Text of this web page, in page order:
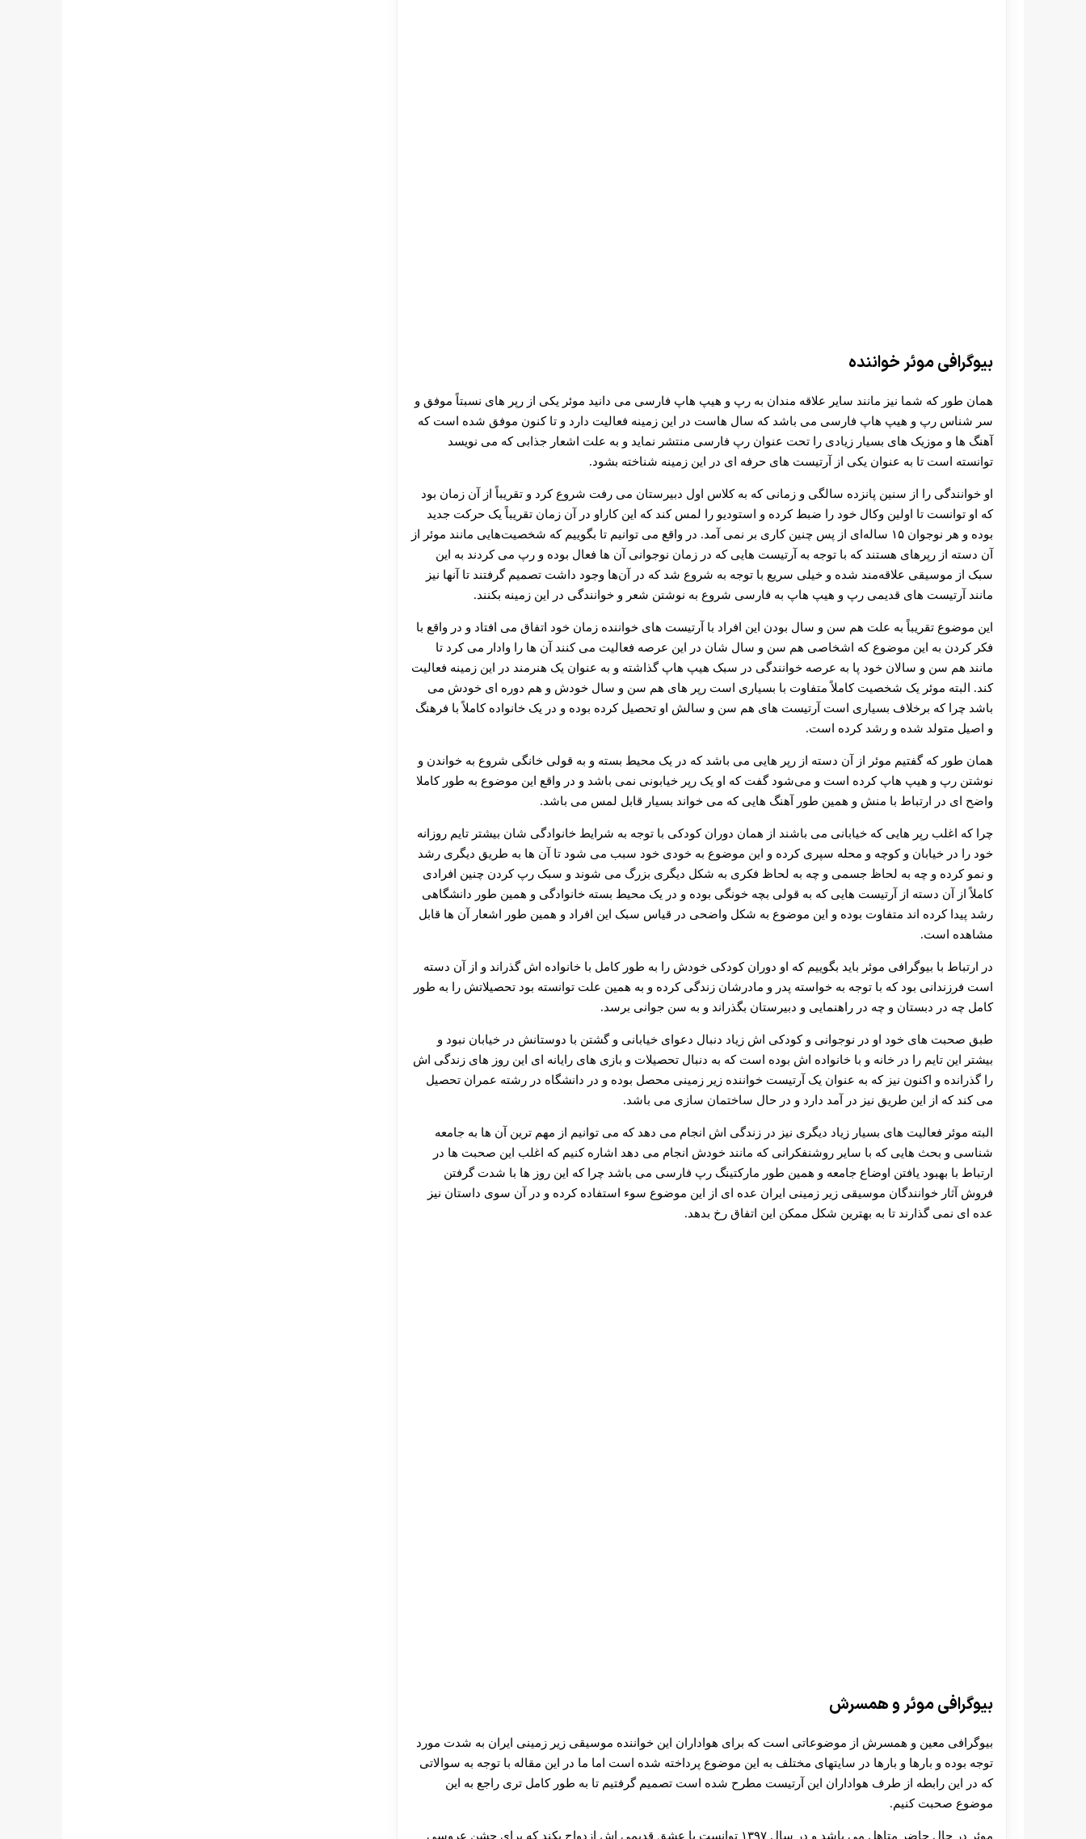
30 تا 50 درصد شارژ هدیه بیشتر فقط با ثبت نام در هات بت
بیوگرافی موئر خواننده
همان‌ طور که شما نیز مانند سایر علاقه مندان به رپ و هیپ هاپ فارسی می دانید موئر یکی از رپر های نسبتاً موفق و
سر شناس رپ و هیپ هاپ فارسی می باشد که سال هاست در این زمینه فعالیت دارد و تا کنون موفق شده است که
آهنگ ها و موزیک های بسیار زیادی را تحت عنوان رپ فارسی منتشر نماید و به علت اشعار جذابی که می نویسد
توانسته است تا به عنوان یکی از آرتیست های حرفه ای در این زمینه شناخته بشود.
او خوانندگی را از سنین پانزده سالگی و زمانی که به کلاس اول دبیرستان می رفت شروع کرد و تقریباً از آن زمان بود
که او توانست تا اولین وکال خود را ضبط کرده و استودیو را لمس کند که این کاراو در آن زمان تقریباً یک حرکت جدید
بوده و هر نوجوان ۱۵ ساله‌ای از پس چنین کاری بر نمی آمد. در واقع می توانیم تا بگوییم که شخصیت‌هایی مانند موئر از
آن دسته از رپرهای هستند که با توجه به آرتیست هایی که در زمان نوجوانی آن ها فعال بوده و رپ می کردند به این
سبک از موسیقی علاقه‌مند شده و خیلی سریع با توجه به شروع شد که در آن‌ها وجود داشت تصمیم گرفتند تا آنها نیز
مانند آرتیست های قدیمی رپ و هیپ هاپ به فارسی شروع به نوشتن شعر و خوانندگی در این زمینه بکنند.
این موضوع تقریباً به علت هم سن و سال بودن این افراد با آرتیست های خواننده زمان خود اتفاق می افتاد و در واقع با
فکر کردن به این موضوع که اشخاصی هم سن و سال شان در این عرصه فعالیت می کنند آن ها را وادار می کرد تا
مانند هم سن و سالان خود پا به عرصه خوانندگی در سبک هیپ هاپ گذاشته و به عنوان یک هنرمند در این زمینه فعالیت
کند. البته موئر یک شخصیت کاملاً متفاوت با بسیاری است رپر های هم سن و سال خودش و هم دوره ای خودش می
باشد چرا که برخلاف بسیاری است آرتیست های هم سن و سالش او تحصیل کرده بوده و در یک خانواده کاملاً با فرهنگ
و اصیل متولد شده و رشد کرده است.
همان طور که گفتیم موئر از آن دسته از رپر هایی می باشد که در یک محیط بسته و به قولی خانگی شروع به خواندن و
نوشتن رپ و هیپ هاپ کرده است و می‌شود گفت که او یک رپر خیابونی نمی باشد و در واقع این موضوع به طور کاملا
واضح ای در ارتباط با منش و همین طور آهنگ هایی که می خواند بسیار قابل لمس می باشد.
چرا که اغلب رپر هایی که خیابانی می باشند از همان دوران کودکی با توجه به شرایط خانوادگی شان بیشتر تایم روزانه
خود را در خیابان و کوچه و محله سپری کرده و این موضوع به خودی خود سبب می شود تا آن ها به طریق دیگری رشد
و نمو کرده و چه به لحاظ جسمی و چه به لحاظ فکری به شکل دیگری بزرگ می شوند و سبک رپ کردن چنین افرادی
کاملاً از آن دسته از آرتیست هایی که به قولی بچه خونگی بوده و در یک محیط بسته خانوادگی و همین‌ طور دانشگاهی
رشد پیدا کرده اند متفاوت بوده و این موضوع به شکل واضحی در قیاس سبک این افراد و همین طور اشعار آن ها قابل
مشاهده است.
در ارتباط با بیوگرافی موئر باید بگوییم که او دوران کودکی خودش را به طور کامل با خانواده اش گذراند و از آن دسته
است فرزندانی بود که با توجه به خواسته پدر و مادرشان زندگی کرده و به همین علت توانسته بود تحصیلاتش را به طور
کامل چه در دبستان و چه در راهنمایی و دبیرستان بگذراند و به سن جوانی برسد.
طبق صحبت های خود او در نوجوانی و کودکی اش زیاد دنبال دعوای خیابانی و گشتن با دوستانش در خیابان نبود و
بیشتر این تایم را در خانه و با خانواده اش بوده است که به دنبال تحصیلات و بازی های رایانه ای این روز های زندگی اش
را گذرانده و اکنون نیز که به عنوان یک آرتیست خواننده زیر زمینی محصل بوده و در دانشگاه در رشته عمران تحصیل
می کند که از این طریق نیز در آمد دارد و در حال ساختمان سازی می باشد.
البته موئر فعالیت های بسیار زیاد دیگری نیز در زندگی اش انجام می دهد که می توانیم از مهم ترین آن ها به جامعه
شناسی و بحث هایی که با سایر روشنفکرانی که مانند خودش انجام می دهد اشاره کنیم که اغلب این صحبت ها در
ارتباط با بهبود یافتن اوضاع جامعه و همین طور مارکتینگ رپ فارسی می باشد چرا که این روز ها با شدت گرفتن
فروش آثار خوانندگان موسیقی زیر زمینی ایران عده ای از این موضوع سوء استفاده کرده و در آن سوی داستان نیز
عده ای نمی گذارند تا به بهترین شکل ممکن این اتفاق رخ بدهد.
بیوگرافی موئر و همسرش
بیوگرافی معین و همسرش از موضوعاتی است که برای هواداران این خواننده موسیقی زیر زمینی ایران به شدت مورد
توجه بوده و بارها و بارها در سایتهای مختلف به این موضوع پرداخته شده است اما ما در این مقاله با توجه به سوالاتی
که در این رابطه از طرف هواداران این آرتیست مطرح شده است تصمیم گرفتیم تا به طور کامل تری راجع به این
موضوع صحبت کنیم.
موئر در حال حاضر متاهل می باشد و در سال ۱۳۹۷ توانست با عشق قدیمی اش ازدواج بکند که برای جشن عروسی